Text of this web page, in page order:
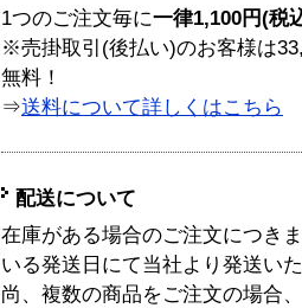
1つのご注文毎に一律1,100円(税
※売掛取引(後払い)のお客様は
無料！
⇒送料について詳しくはこちら
配送について
在庫がある場合のご注文につき
いる発送日にて当社より発送い
尚、複数の商品をご注文の場合